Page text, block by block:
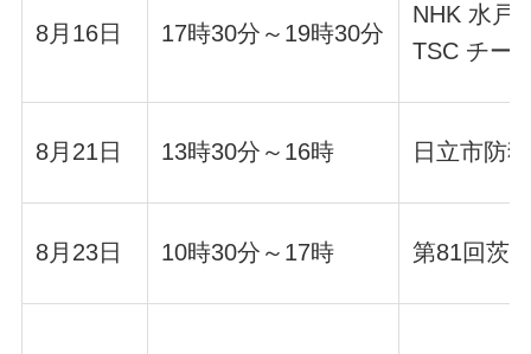
8月16日 17時30分～19時30分
NHK 水戸
TSC チー
8月21日 13時30分～16時 日立市防
8月23日 10時30分～17時 第81回茨